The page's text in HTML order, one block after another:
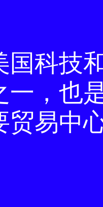
国科技
一，也
贸易中